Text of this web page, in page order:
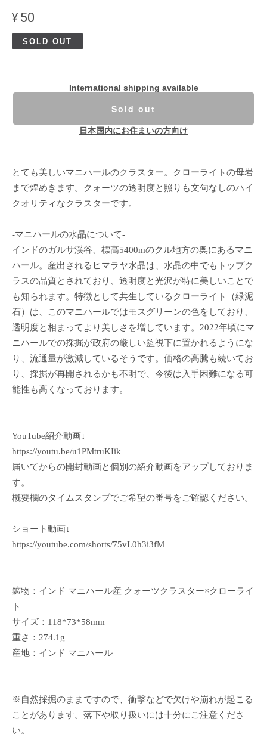
¥50
SOLD OUT
International shipping available
Sold out
日本国内にお住まいの方向け
とても美しいマニハールのクラスター。クローライトの母岩
まで煌めきます。クォーツの透明度と照りも文句なしのハイ
クオリティなクラスターです。
-マニハールの水晶について-
インドのガルサ渓谷、標高5400mのクル地方の奥にあるマニ
ハール。産出されるヒマラヤ水晶は、水晶の中でもトップク
ラスの品質とされており、透明度と光沢が特に美しいことで
も知られます。特徴として共生しているクローライト（緑泥
石）は、このマニハールではモスグリーンの色をしており、
透明度と相まってより美しさを増しています。2022年頃にマ
ニハールでの採掘が政府の厳しい監視下に置かれるようにな
り、流通量が激減しているそうです。価格の高騰も続いてお
り、採掘が再開されるかも不明で、今後は入手困難になる可
能性も高くなっております。
YouTube紹介動画↓
https://youtu.be/u1PMtruKIik
届いてからの開封動画と個別の紹介動画をアップしておりま
す。
概要欄のタイムスタンプでご希望の番号をご確認ください。
ショート動画↓
https://youtube.com/shorts/75vL0h3i3fM
鉱物：インド マニハール産 クォーツクラスター×クローライ
ト
サイズ：118*73*58mm
重さ：274.1g
産地：インド マニハール
※自然採掘のままですので、衝撃などで欠けや崩れが起こる
ことがあります。落下や取り扱いには十分にご注意くださ
い。